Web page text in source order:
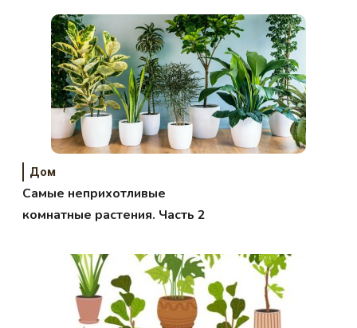
Дом
Самые неприхотливые
комнатные растения. Часть 2